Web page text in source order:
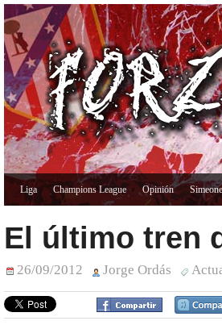
Liga Champions League Opinión Simeone
El último tren
26/09/2012 Jorge Ordás